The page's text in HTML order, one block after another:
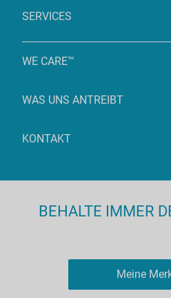
SERVICES
WE CARE™
WAS UNS ANTREIBT
KONTAKT
BEHALTE IMMER
Meine